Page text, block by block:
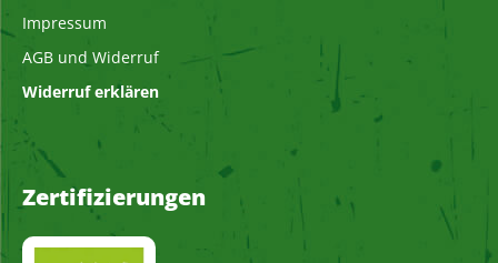
Impressum
AGB und Widerruf
Widerruf erklären
Zertifizierungen